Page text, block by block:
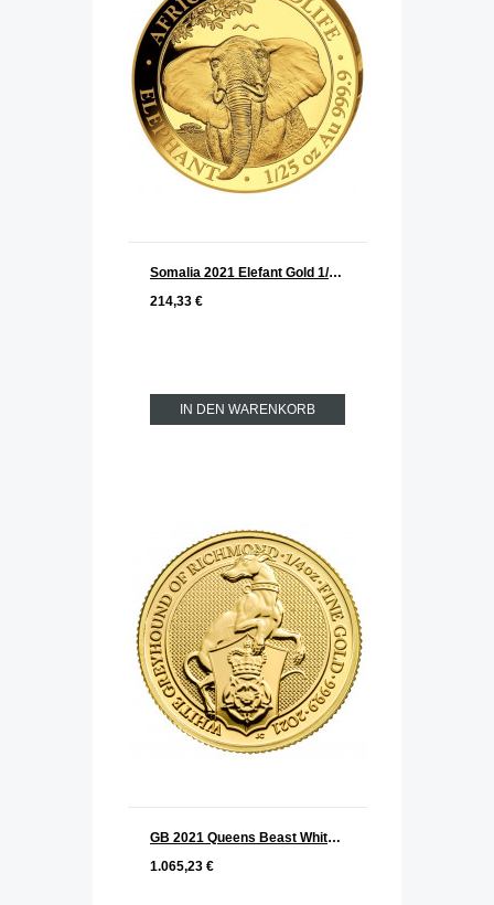
Somalia 2021 Elefant Gold 1/25 oz
214,33 €
IN DEN WARENKORB
GB 2021 Queens Beast White Greyhound Gold 1/4 oz
1.065,23 €